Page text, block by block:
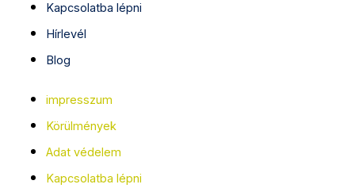
Kapcsolatba lépni
Hírlevél
Blog
impresszum
Körülmények
Adat védelem
Kapcsolatba lépni